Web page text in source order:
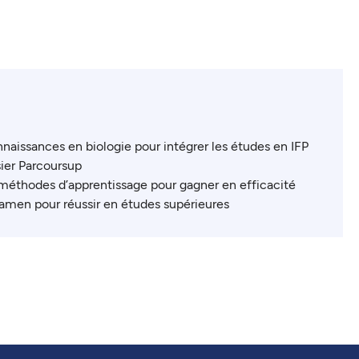
en biologie pour intégrer les études en IFP
Parcoursup
d’apprentissage pour gagner en efficacité
pour réussir en études supérieures